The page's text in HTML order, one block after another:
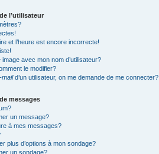
l’utilisateur
et l’heure est encore incorrecte!
avec mon nom d’utilisateur?
le modifier?
maild’un utilisateur, on me demande de me connecter?
messages
un message?
à mes messages?
plus d’options à mon sondage?
un sondage?